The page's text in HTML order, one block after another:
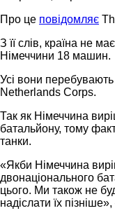
Про це повідомляє
З її слів, країна не
Німеччини 18 машин.
Усі вони
Netherlands Corps.
Так як Німеччина
батальйону, тому
танки.
«Якби Німеччина
двонаціонального
цього. Ми також не
надіслати їх